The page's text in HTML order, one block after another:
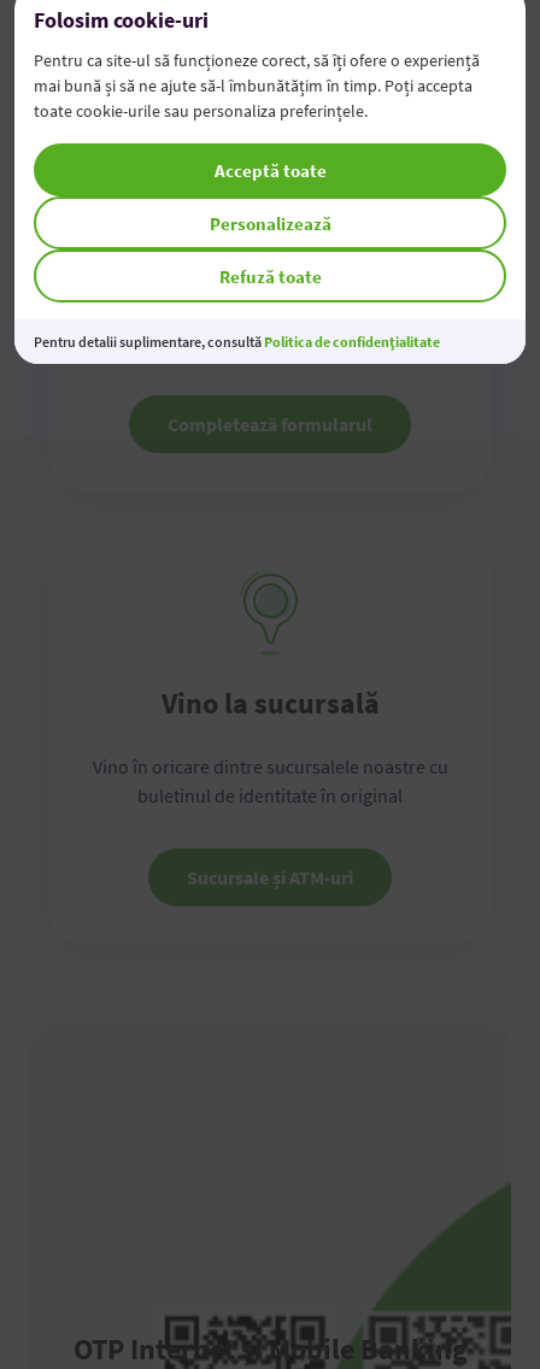
Contactează-ne online
vom contacta noi în cel mai scurt timp
Completează formularul
Vino la sucursală
Vino în oricare dintre sucursalele noastre cu
buletinul de identitate în original
Sucursale și ATM-uri
OTP Internet și Mobile Banking
Folosim cookie-uri
Pentru ca site-ul să funcționeze corect, să îți ofere o experiență
mai bună și să ne ajute să-l îmbunătățim în timp. Poți accepta
toate cookie-urile sau personaliza preferințele.
Refuză toate
Personalizează
Acceptă toate
Pentru detalii suplimentare, consultă Politica de confidențialitate